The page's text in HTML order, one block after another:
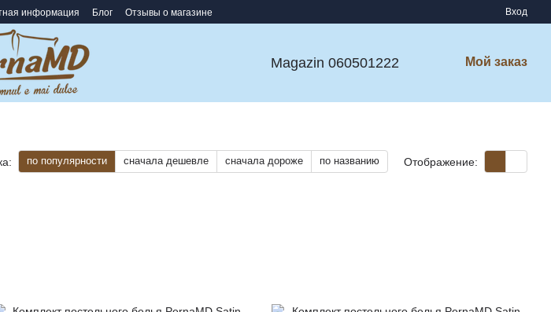
информация Блог Отзывы о магазине Вход
Magazin 060501222 Мой заказ
по популярности сначала дешевле сначала дороже по названию Отображение: